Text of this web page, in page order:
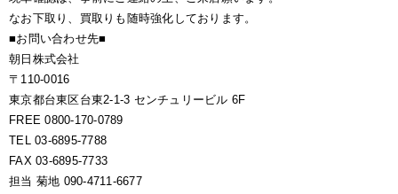
なお下取り、買取りも随時強化しております。
■お問い合わせ先■
朝日株式会社
〒110-0016
東京都台東区台東2-1-3 センチュリービル 6F
FREE 0800-170-0789
TEL 03-6895-7788
FAX 03-6895-7733
担当 菊地 090-4711-6677